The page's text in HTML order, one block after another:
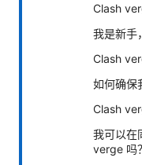
Clash
我是新手
Clash
如何确保
Clash
我可以在
verge 吗？